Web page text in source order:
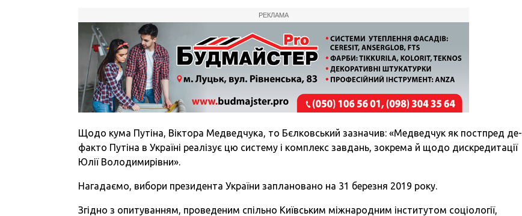
РЕКЛАМА
Щодо кума Путіна, Віктора Медведчука, то Бєлковський зазначив: «Медведчук як постпред де-
факто Путіна в Україні реалізує цю систему і комплекс завдань, зокрема й щодо дискредитації
Юлії Володимирівни».
Нагадаємо, вибори президента України заплановано на 31 березня 2019 року.
Згідно з опитуванням, проведеним спільно Київським міжнародним інститутом соціології,